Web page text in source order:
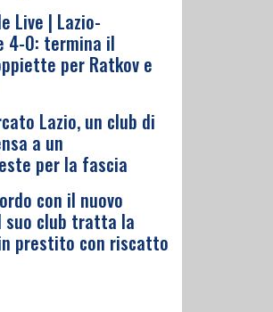
Live | Lazio-
4-0: termina il
per Ratkov e
Lazio, un club di
a un
per la fascia
con il nuovo
suo club tratta la
prestito con riscatto